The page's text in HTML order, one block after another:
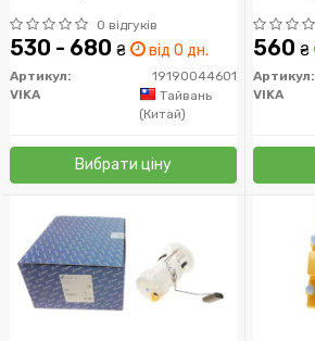
0 відгуків
530 - 680 ₴ від 0 дн.
Артикул:
19190044601
VIKA
Тайвань
(Китай)
Вибрати ціну
560 ₴
Артикул:
VIKA